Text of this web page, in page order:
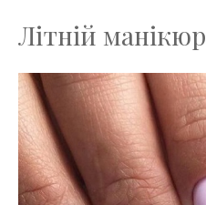
Літній манікюр